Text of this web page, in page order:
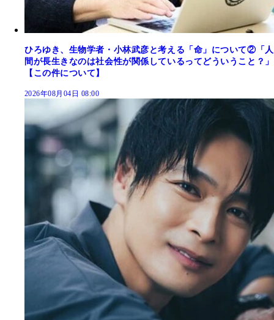
ひろゆき、生物学者・小林武彦と考える「命」について②「人
間が長生きなのは社会性が関係しているってどういうこと？」
【この件について】
2026年08月04日 08:00